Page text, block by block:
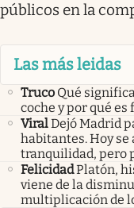
públicos en la
Las más leidas
Truco Qué
coche y por qué
ViralDejó Madrid
habitantes. Hoy se
tranquilidad, pero
FelicidadPlatón,
viene de la
multiplicación de